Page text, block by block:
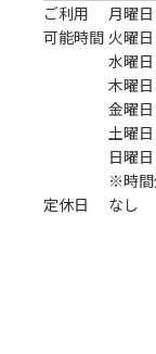
ご利用
可能時間
月曜
火曜
水曜
木曜
金曜
土曜
日曜
※時間
定休日
なし